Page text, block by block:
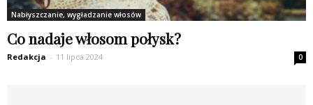
Nabłyszczanie, wygładzanie włosów
Co nadaje włosom połysk?
Redakcja - 11 lipca 2024 0